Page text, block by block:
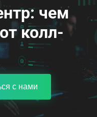
чем
колл-
с нами